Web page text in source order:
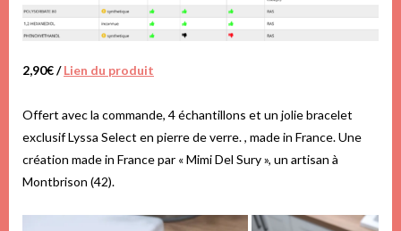
2,90€ /Lien du produit
Offert avec la commande, 4 échantillons et un jolie bracelet
exclusif Lyssa Select en pierre de verre. , made in France. Une
création made in France par « Mimi Del Sury », un artisan à
Montbrison (42).